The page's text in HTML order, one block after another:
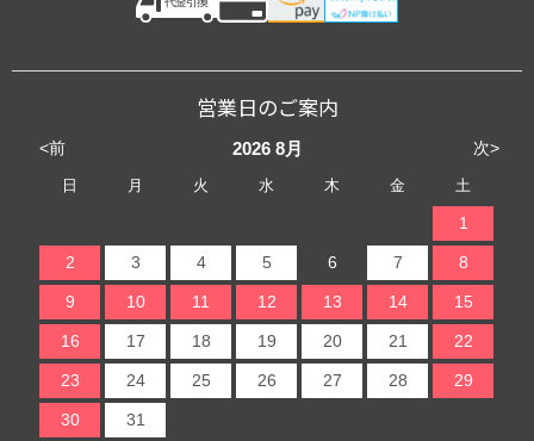
営業日のご案内
<前 次>
2026 8月
日 月 火 水 木 金 土
1
2 3 4 5 6 7 8
9 10 11 12 13 14 15
16 17 18 19 20 21 22
23 24 25 26 27 28 29
30 31